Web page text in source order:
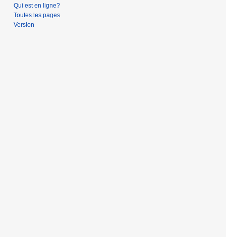
Qui est en ligne?
Toutes les pages
Version